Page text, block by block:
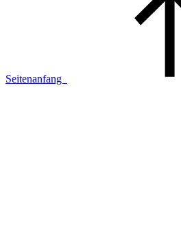
Seitenanfang